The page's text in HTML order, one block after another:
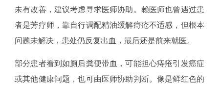
未有改善，建议考虑寻求医师协助。赖医师也曾遇过患
者是芳疗师，靠自行调配精油缓解痔疮不适感，但根本
问题未解决，患处仍反复出血，最后还是前来就医。
部分患者看到如厕后粪便带血，可能担心痔疮引发癌症
或其他健康问题，也可由医师协助判断。像是鲜红色的